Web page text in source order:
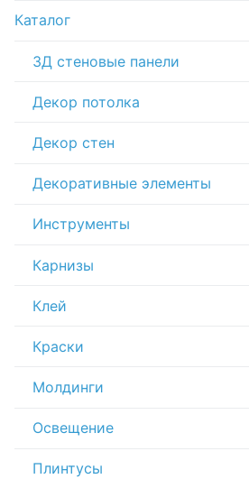
Каталог
3Д стеновые панели
Декор потолка
Декор стен
Декоративные элементы
Инструменты
Карнизы
Клей
Краски
Молдинги
Освещение
Плинтусы